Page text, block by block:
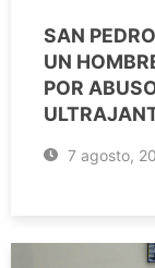
SAN
UN
POR
7 agosto,